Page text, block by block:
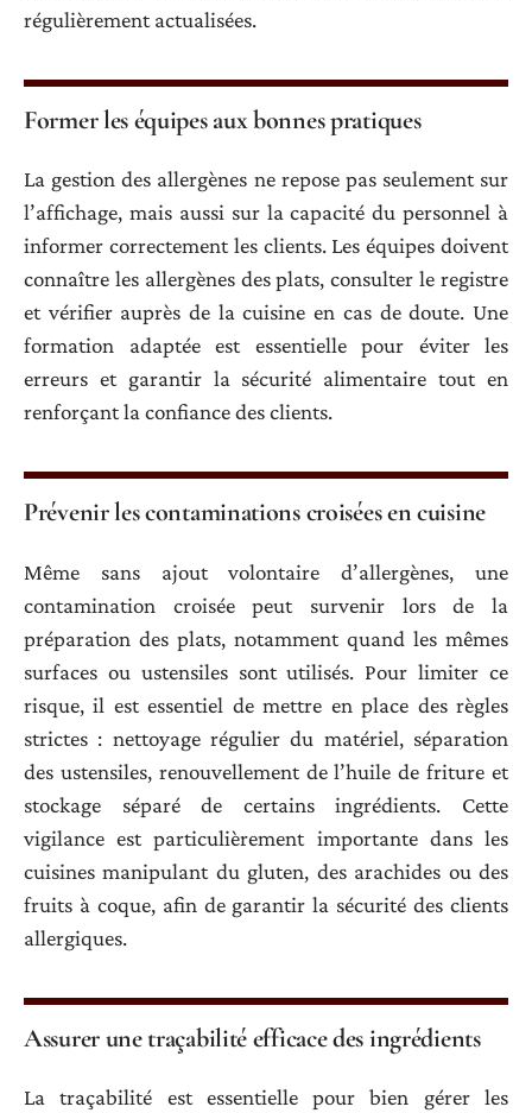
régulièrement actualisées.
Former les équipes aux bonnes pratiques
La gestion des allergènes ne repose pas seulement sur
l’affichage, mais aussi sur la capacité du personnel à
informer correctement les clients. Les équipes doivent
connaître les allergènes des plats, consulter le registre
et vérifier auprès de la cuisine en cas de doute. Une
formation adaptée est essentielle pour éviter les
erreurs et garantir la sécurité alimentaire tout en
renforçant la confiance des clients.
Prévenir les contaminations croisées en cuisine
Même sans ajout volontaire d’allergènes, une
contamination croisée peut survenir lors de la
préparation des plats, notamment quand les mêmes
surfaces ou ustensiles sont utilisés. Pour limiter ce
risque, il est essentiel de mettre en place des règles
strictes : nettoyage régulier du matériel, séparation
des ustensiles, renouvellement de l’huile de friture et
stockage séparé de certains ingrédients. Cette
vigilance est particulièrement importante dans les
cuisines manipulant du gluten, des arachides ou des
fruits à coque, afin de garantir la sécurité des clients
allergiques.
Assurer une traçabilité efficace des ingrédients
La traçabilité est essentielle pour bien gérer les